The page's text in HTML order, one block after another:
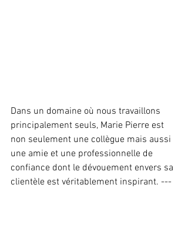
Dans un domaine où nous travaillons
principalement seuls, Marie Pierre est
non seulement une collègue mais aussi
une amie et une professionnelle de
confiance dont le dévouement envers sa
clientèle est véritablement inspirant. ---